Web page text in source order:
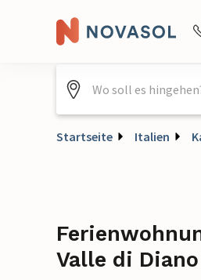
Startseite Italien
Valle di Diano